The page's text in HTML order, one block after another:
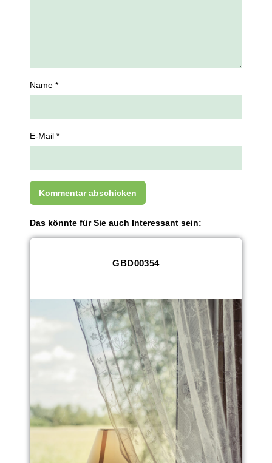
Name *
E-Mail *
Das könnte für Sie auch Interessant sein:
GBD00354